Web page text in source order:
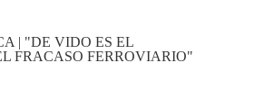
| "DE VIDO ES EL
FRACASO FERROVIARIO"